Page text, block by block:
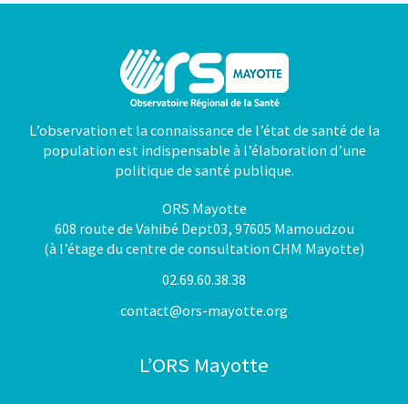
L’observation et la connaissance de l’état de santé de la
population est indispensable à l’élaboration d’une
politique de santé publique.
ORS Mayotte
608 route de Vahibé Dept03, 97605 Mamoudzou
(à l’étage du centre de consultation CHM Mayotte)
02.69.60.38.38
contact@ors-mayotte.org
L’ORS Mayotte